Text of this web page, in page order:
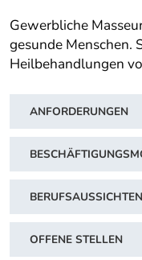
Gewerbliche
gesunde Menschen.
Heilbehandlungen
ANFORDERUNGEN
BERUFSAUSSICHTEN
OFFENE STELLEN